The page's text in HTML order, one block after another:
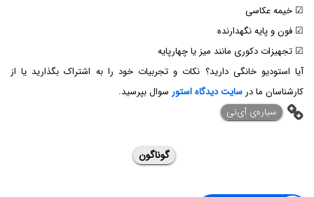
☑ خیمه عکاسی
☑ فون و پایه نگهدارنده
☑ تجهیزات دکوری مانند میز یا چهارپایه
آیا استودیو خانگی دارید؟ نکات و تجربیات خود را به اشتراک بگذارید یا از
کارشناسان ما در سایت دیدگاه استور سوال بپرسید.
‌سیاره‌ی آی‌تی
گوناگون